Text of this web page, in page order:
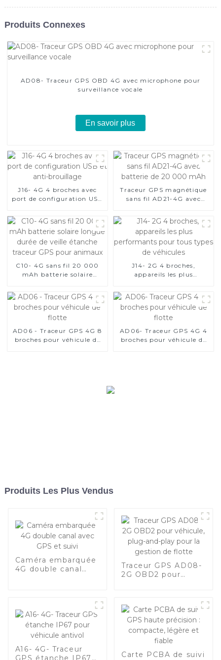
Produits Connexes
AD08- Traceur GPS OBD 4G avec microphone pour
surveillance vocale
En savoir plus
J16- 4G 4 broches avec
port de configuration USB
Traceur GPS magnétique
sans fil AD21-4G avec
C10- 4G sans fil 20 000
mAh batterie solaire
étanche traceur GPS pour
animaux
J14- 2G 4 broches,
appareils les plus
AD06 - Traceur GPS 4G 8
broches pour véhicule de
AD06- Traceur GPS 4G 4
broches pour véhicule de
Produits Les Plus Vendus
Caméra embarquée
4G double canal
Traceur GPS AD08-
2G OBD2 pour
A16- 4G- Traceur
GPS étanche IP67
Carte PCBA de suivi